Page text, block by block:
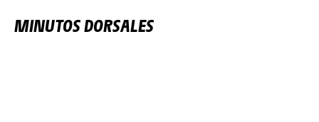
MINUTOS DORSALES